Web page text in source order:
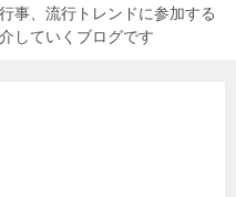
事、流行トレンドに参加する
していくブログです